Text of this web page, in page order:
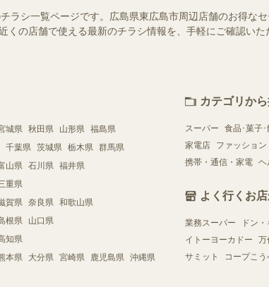
ラシ一覧ページです。広島県東広島市周辺店舗のお得な
くの店舗で使える最新のチラシ情報を、手軽にご確認いた
城県 秋田県 山形県 福島県
千葉県 茨城県 栃木県 群馬県
山県 石川県 福井県
重県
賀県 奈良県 和歌山県
根県 山口県
知県
本県 大分県 宮崎県 鹿児島県 沖縄県
カテゴリか
スーパー 食品･菓子
家電店
ファッション
携帯・通信・家電 ヘ
よく行くお
業務スーパー ドン
イトーヨーカドー
万
サミット
コープこう